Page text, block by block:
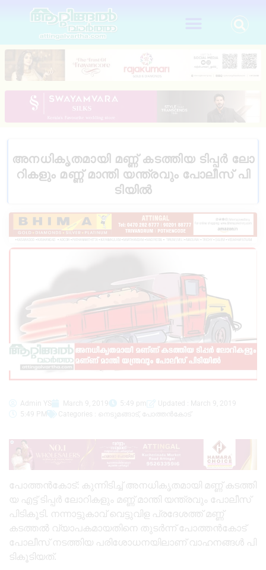
അ​ന​ധി​കൃ​ത​മാ​യി മ​ണ്ണ് ക​ട​ത്തി​യ ടി​പ്പ​ർ ലോ​
റി​ക​ളും മ​ണ്ണ് മാ​ന്തി യ​ന്ത്ര​വും പോ​ലീ​സ് പി​
ടി​യിൽ
Admin YS March 9, 2019 5:49 pm
Updated : March 9, 2019
5:49 PM
Categories : നെടുമങ്ങാട് പോത്തൻകോട്
പോ​ത്ത​ൻ​കോ​ട്: കു​ന്നി​ടി​ച്ച് അ​ന​ധി​കൃ​ത​മാ​യി മ​ണ്ണ് ക​ട​ത്തി​
യ എ​ട്ട് ടി​പ്പ​ർ ലോ​റി​ക​ളും മ​ണ്ണ് മാ​ന്തി യ​ന്ത്ര​വും പോ​ലീ​സ്
പി​ടി​കൂ​ടി. ന​ന്നാ​ട്ടു​കാ​വ് വെ​ട്ടു​വി​ള പ്ര​ദേ​ശ​ത്ത് മ​ണ്ണ്
കടത്തൽ വ്യാ​പ​ക​മാ​യ​തി​നെ തു​ട​ർ​ന്ന് പോ​ത്ത​ൻ​കോ​ട്
പോ​ലീ​സ് ന​ട​ത്തി​യ പ​രി​ശോ​ധ​ന​യി​ലാ​ണ് വാ​ഹ​ന​ങ്ങ​ൾ പി​
ടി​കൂ​ടി​യ​ത്.